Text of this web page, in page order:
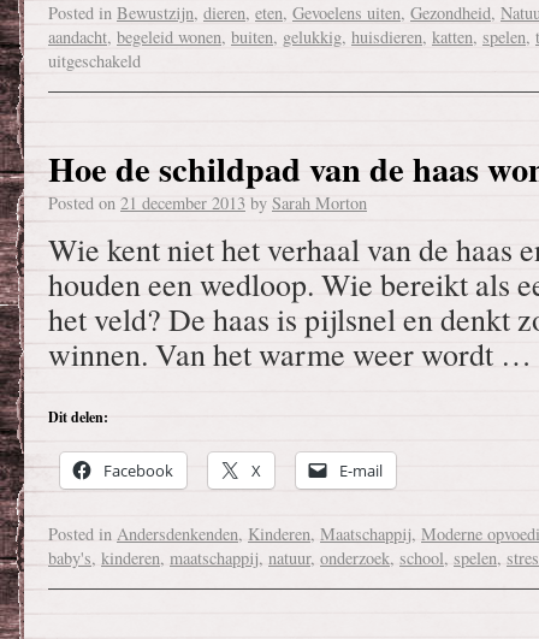
Posted in Bewustzijn, dieren, eten, Gevoelens uiten, Gezondheid,
aandacht, begeleid wonen, buiten, gelukkig, huisdieren, katten, spelen,
uitgeschakeld
Hoe de schildpad van de haas
Posted on 21 december 2013 by Sarah Morton
Wie kent niet het verhaal van de haas
houden een wedloop. Wie bereikt als
het veld? De haas is pijlsnel en denkt
winnen. Van het warme weer wordt …
Dit delen:
Facebook X E-mail
Posted in Andersdenkenden, Kinderen, Maatschappij, Moderne
baby's, kinderen, maatschappij, natuur, onderzoek, school, spelen,